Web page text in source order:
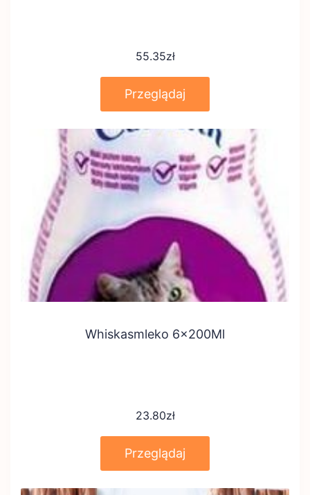
55.35zł
Przeglądaj
Whiskasmleko 6x200Ml
23.80zł
Przeglądaj